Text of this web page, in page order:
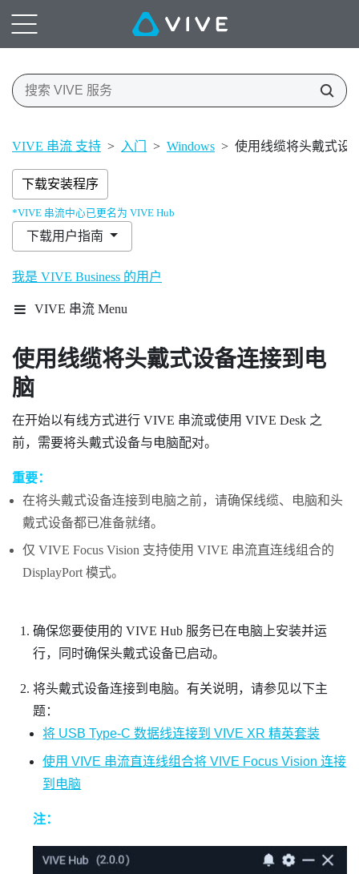
VIVE 串流 支持 > 入门 > Windows > 使用线缆将头戴式设
下载安装程序
*VIVE 串流中心已更名为 VIVE Hub
下载用户指南
我是 VIVE Business 的用户
VIVE 串流 Menu
使用线缆将头戴式设备连接到电
脑
在开始以有线方式进行 VIVE 串流或使用 VIVE Desk 之
前，需要将头戴式设备与电脑配对。
重要：
在将头戴式设备连接到电脑之前，请确保线缆、电脑和头
戴式设备都已准备就绪。
仅 VIVE Focus Vision 支持使用 VIVE 串流直连线组合的
DisplayPort模式。
确保您要使用的 VIVE Hub服务已在电脑上安装并运
行，同时确保头戴式设备已启动。
将头戴式设备连接到电脑。有关说明，请参见以下主
题：
将 USB Type-C 数据线连接到 VIVE XR 精英套装
使用 VIVE 串流直连线组合将 VIVE Focus Vision 连接
到电脑
注：